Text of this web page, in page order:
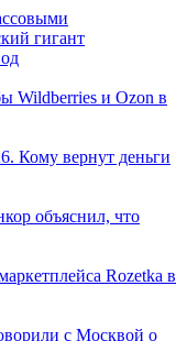
гигант
Wildberries и Ozon в
Кому вернут деньги
объяснил, что
Rozetka в
с Москвой о